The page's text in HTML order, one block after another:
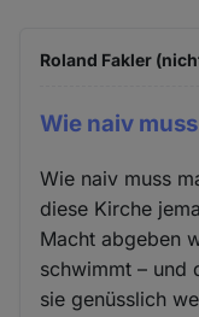
Roland Fakler
Wie naiv
Wie naiv muss
diese Kirche
Macht abgeben
schwimmt – und
sie genüsslich